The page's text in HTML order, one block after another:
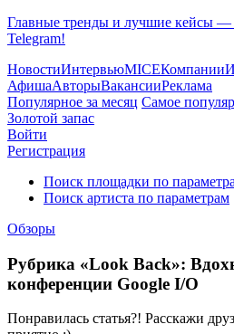
Главные тренды и лучшие кейсы —
Telegram!
НовостиИнтервьюMICEКомпании
АфишаАвторыВакансииРеклама
Популярное за месяц Самое
Золотой запас
Войти
Регистрация
Поиск площадки по
Поиск артиста по параметрам
Обзоры
Рубрика «Look Back»:
конференции Google I/O
Понравилась статья?! Расскажи